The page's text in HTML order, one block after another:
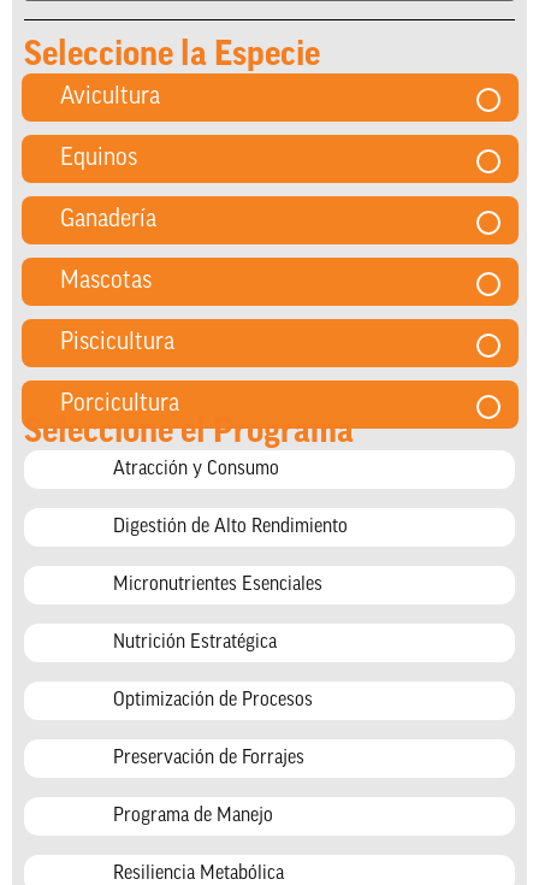
Seleccione la Especie
Avicultura
Equinos
Ganadería
Mascotas
Piscicultura
Porcicultura
Seleccione el Programa
Atracción y Consumo
Digestión de Alto Rendimiento
Micronutrientes Esenciales
Nutrición Estratégica
Optimización de Procesos
Preservación de Forrajes
Programa de Manejo
Resiliencia Metabólica